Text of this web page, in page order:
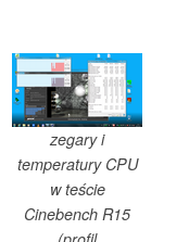
zegary i
temperatury CPU
w teście
Cinebench R15